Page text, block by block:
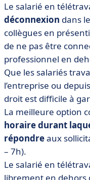
Le salarié en
déconnexion dans
collègues en
de ne pas être
professionnel en
Que les salariés
l’entreprise ou
droit est difficile à
La meilleure option
horaire durant
répondreaux
– 7h).
Le salarié en